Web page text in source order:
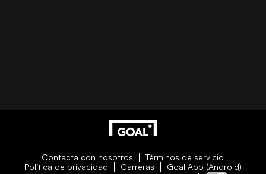
Contacta con nosotros
Términos de servicio
Política de privacidad
Carreras
Goal App (Android)